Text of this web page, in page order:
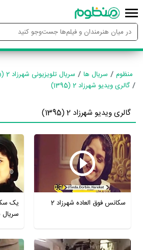
منظوم سریال ها
سریال تلویزیونی شهرزاد 2 (1395)
گالری ویدیو شهرزاد 2 (1395)
گالری ویدیو شهرزاد 2 (1395)
سکانس فوق العاده شهرزاد 2
یک
سریال